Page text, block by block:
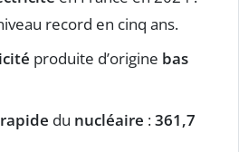
record en cinq ans.
produite d’origine bas
du nucléaire :361,7